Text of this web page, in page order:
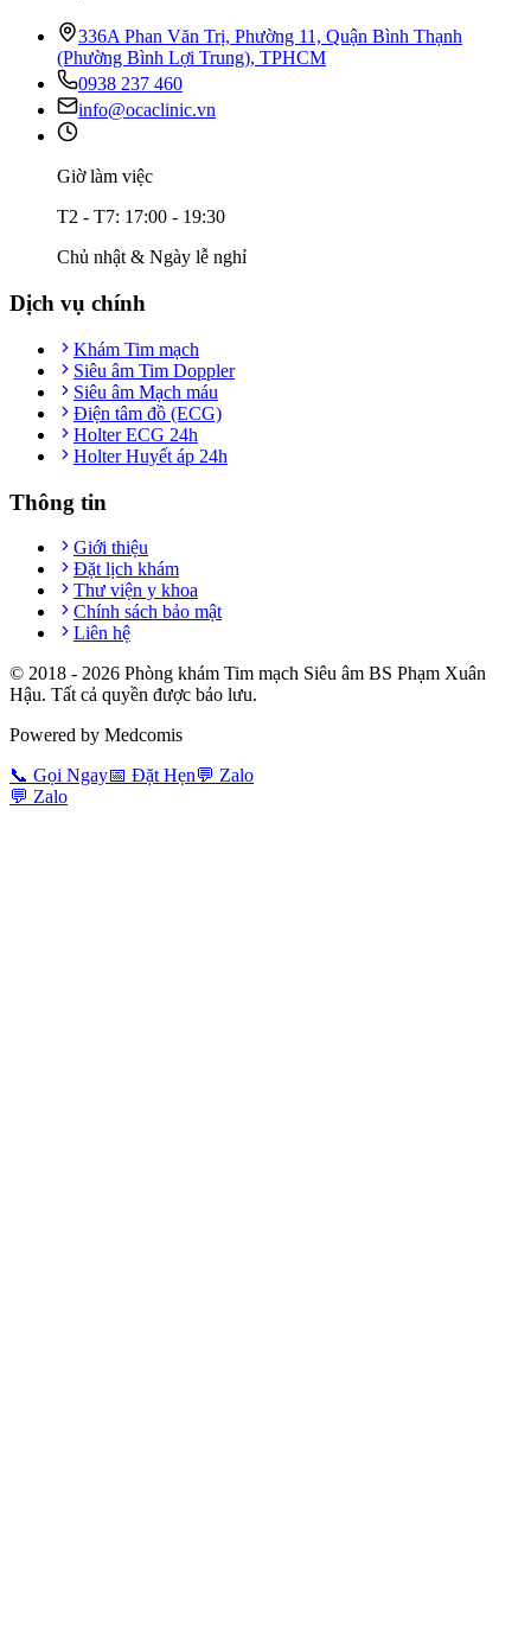
336A Phan Văn Trị, Phường 11, Quận Bình Thạnh
(Phường Bình Lợi Trung), TPHCM
0938 237 460
info@ocaclinic.vn
Giờ làm việc
T2 - T7: 17:00 - 19:30
Chủ nhật & Ngày lễ nghỉ
Dịch vụ chính
Khám Tim mạch
Siêu âm Tim Doppler
Siêu âm Mạch máu
Điện tâm đồ (ECG)
Holter ECG 24h
Holter Huyết áp 24h
Thông tin
Giới thiệu
Đặt lịch khám
Thư viện y khoa
Chính sách bảo mật
Liên hệ
© 2018 - 2026 Phòng khám Tim mạch Siêu âm BS Phạm Xuân
Hậu. Tất cả quyền được bảo lưu.
Powered by Medcomis
📞 Gọi Ngay📅 Đặt Hẹn💬 Zalo
💬 Zalo